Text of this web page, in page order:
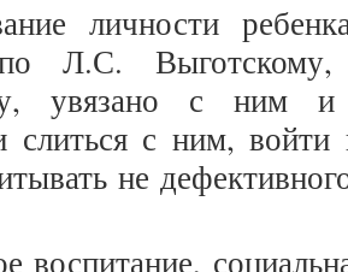
личности
Л.С.
увязано с ним
слиться с ним, войти
не
воспитание,